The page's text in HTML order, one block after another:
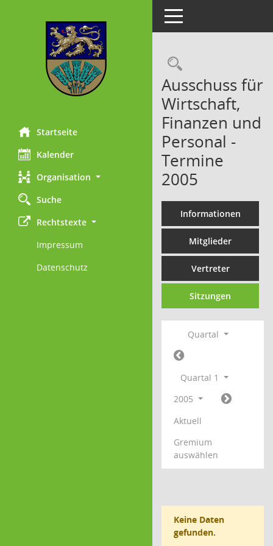
Startseite
Kalender
Organisation
Suche
Rechtstexte
Impressum
Datenschutz
Toggle navigation
Ausschuss für
Wirtschaft,
Finanzen und
Personal -
Termine
2005
Informationen
Mitglieder
Vertreter
Sitzungen
Quartal
Quartal 1
2005
Aktuell
Gremium
auswählen
Keine Daten
gefunden.